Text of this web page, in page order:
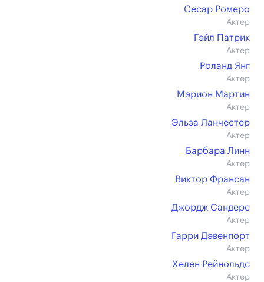
Сесар Ромеро
Актер
Гэйл Патрик
Актер
Роланд Янг
Актер
Мэрион Мартин
Актер
Эльза Ланчестер
Актер
Барбара Линн
Актер
Виктор Франсан
Актер
Джордж Сандерс
Актер
Гарри Дэвенпорт
Актер
Хелен Рейнольдс
Актер